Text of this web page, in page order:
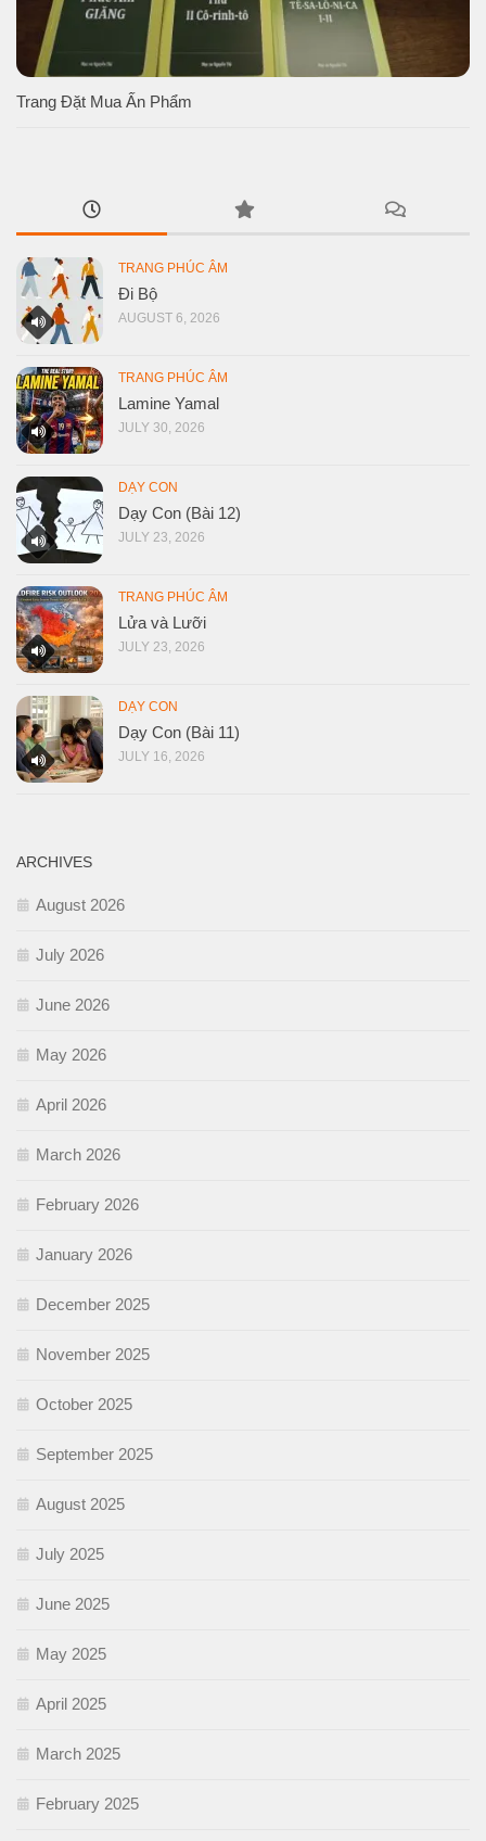
Trang Đặt Mua Ấn Phẩm
TRANG PHÚC ÂM
Đi Bộ
AUGUST 6, 2026
TRANG PHÚC ÂM
Lamine Yamal
JULY 30, 2026
DẠY CON
Dạy Con (Bài 12)
JULY 23, 2026
TRANG PHÚC ÂM
Lửa và Lưỡi
JULY 23, 2026
DẠY CON
Dạy Con (Bài 11)
JULY 16, 2026
ARCHIVES
August 2026
July 2026
June 2026
May 2026
April 2026
March 2026
February 2026
January 2026
December 2025
November 2025
October 2025
September 2025
August 2025
July 2025
June 2025
May 2025
April 2025
March 2025
February 2025